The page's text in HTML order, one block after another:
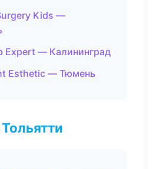
Kids —
Expert — Калининград
Esthetic — Тюмень